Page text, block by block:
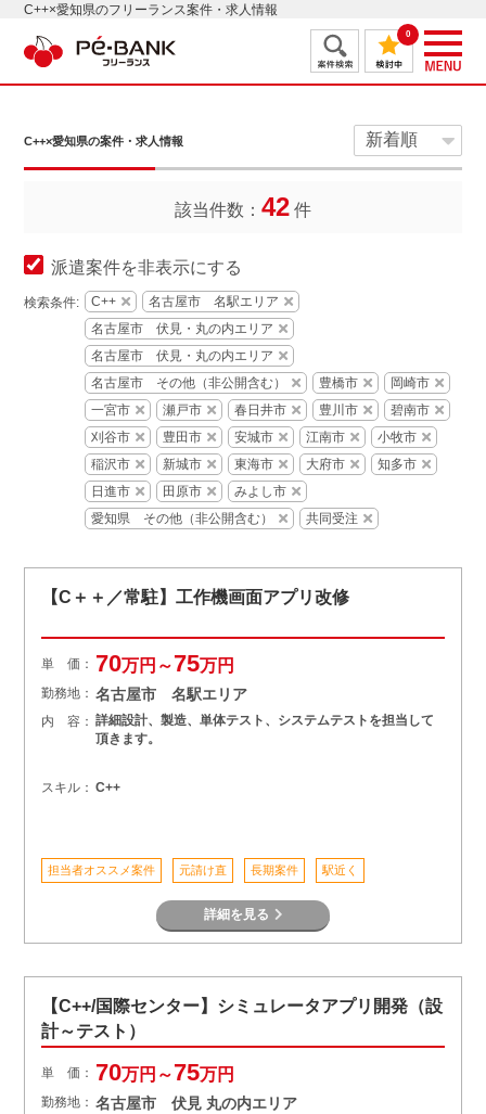
C++×愛知県のフリーランス案件・求人情報
0
C++×愛知県の案件・求人情報
該当件数： 42 件
派遣案件を非表示にする
検索条件: C++
名古屋市 名駅エリア
名古屋市 伏見・丸の内エリア
名古屋市 伏見・丸の内エリア
名古屋市 その他（非公開含む）
豊橋市
岡崎市
一宮市
瀬戸市 春日井市 豊川市
碧南市
刈谷市
豊田市 安城市 江南市
小牧市
稲沢市
新城市 東海市 大府市
知多市
日進市
田原市
みよし市
愛知県 その他（非公開含む）
共同受注
【C＋＋／常駐】工作機画面アプリ改修
単 価： 70万円～75万円
勤務地： 名古屋市 名駅エリア
内 容： 詳細設計、製造、単体テスト、システムテストを担当して
頂きます。
スキル： C++
担当者オススメ案件 元請け直 長期案件 駅近く
詳細を見る
【C++/国際センター】シミュレータアプリ開発（設
計～テスト）
単 価： 70万円～75万円
勤務地： 名古屋市 伏見 丸の内エリア